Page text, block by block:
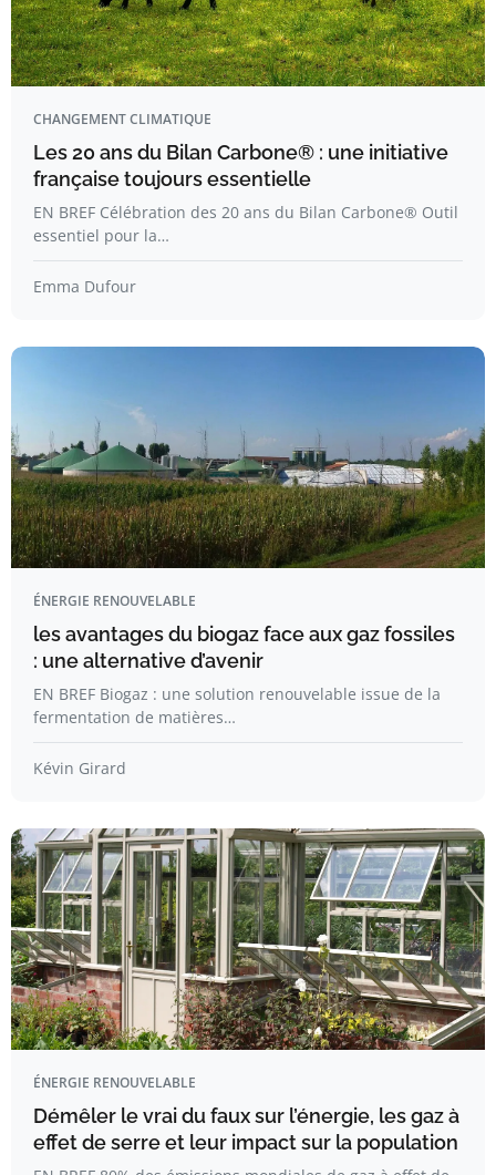
CHANGEMENT CLIMATIQUE
Les 20 ans du Bilan Carbone® : une initiative
française toujours essentielle
EN BREF Célébration des 20 ans du Bilan Carbone® Outil
essentiel pour la…
Emma Dufour
ÉNERGIE RENOUVELABLE
les avantages du biogaz face aux gaz fossiles
: une alternative d’avenir
EN BREF Biogaz : une solution renouvelable issue de la
fermentation de matières…
Kévin Girard
ÉNERGIE RENOUVELABLE
Démêler le vrai du faux sur l’énergie, les gaz à
effet de serre et leur impact sur la population